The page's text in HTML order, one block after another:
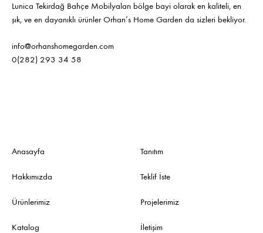
Lunica Tekirdağ Bahçe Mobilyaları bölge bayi olarak en kaliteli, en
şık, ve en dayanıklı ürünler Orhan’s Home Garden da sizleri bekliyor.
info@orhanshomegarden.com
0(282) 293 34 58
Anasayfa
Hakkımızda
Ürünlerimiz
Katalog
Tanıtım
Teklif İste
Projelerimiz
İletişim